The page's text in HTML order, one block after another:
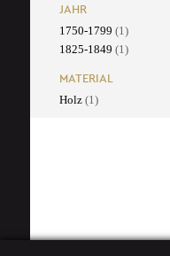
JAHR
1750-1799 (1)
1825-1849 (1)
MATERIAL
Holz (1)